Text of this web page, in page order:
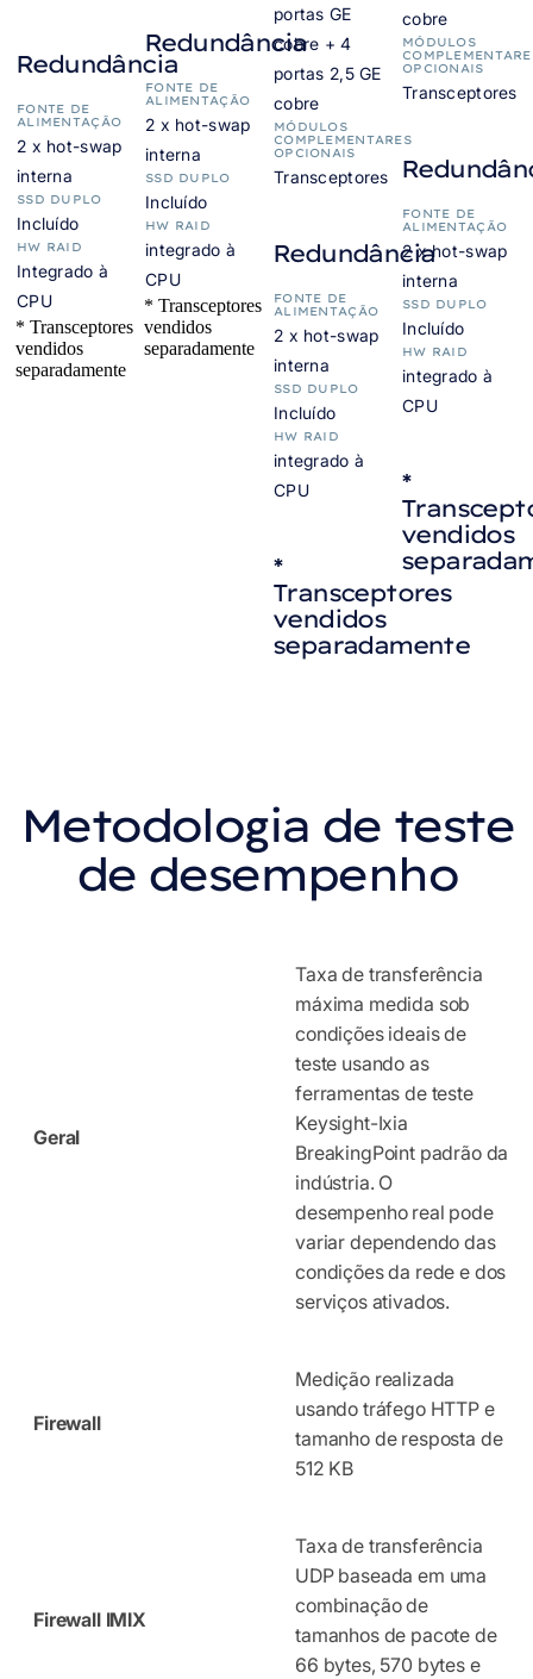
Redundância
FONTE DE
ALIMENTAÇÃO
2 x hot-swap
interna
SSD DUPLO
Incluído
HW RAID
Integrado à
CPU
* Transceptores
vendidos
separadamente
Redundância
FONTE DE
ALIMENTAÇÃO
2 x hot-swap
interna
SSD DUPLO
Incluído
HW RAID
integrado à
CPU
* Transceptores
vendidos
separadamente
portas GE
cobre + 4
portas 2,5 GE
cobre
MÓDULOS
COMPLEMENTARES
OPCIONAIS
Transceptores
Redundância
FONTE DE
ALIMENTAÇÃO
2 x hot-swap
interna
SSD DUPLO
Incluído
HW RAID
integrado à
CPU
*
Transceptores
vendidos
separadamente
cobre
MÓDULOS
OPCIONAIS
Transceptores
FONTE DE
ALIMENTAÇÃO
2 x hot-swap
interna
SSD DUPLO
Incluído
HW RAID
integrado à
CPU
*
vendidos
Metodologia de teste
de desempenho
Geral
Taxa de transferência
máxima medida sob
condições ideais de
teste usando as
ferramentas de teste
Keysight-Ixia
BreakingPoint padrão da
indústria. O
desempenho real pode
variar dependendo das
condições da rede e dos
serviços ativados.
Firewall
Medição realizada
usando tráfego HTTP e
tamanho de resposta de
512 KB
Firewall IMIX
Taxa de transferência
UDP baseada em uma
combinação de
tamanhos de pacote de
66 bytes, 570 bytes e